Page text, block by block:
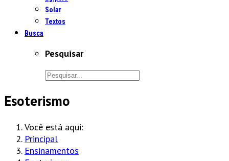
Solar
Textos
Busca
Pesquisar
Esoterismo
Você está aqui:
Principal
Ensinamentos